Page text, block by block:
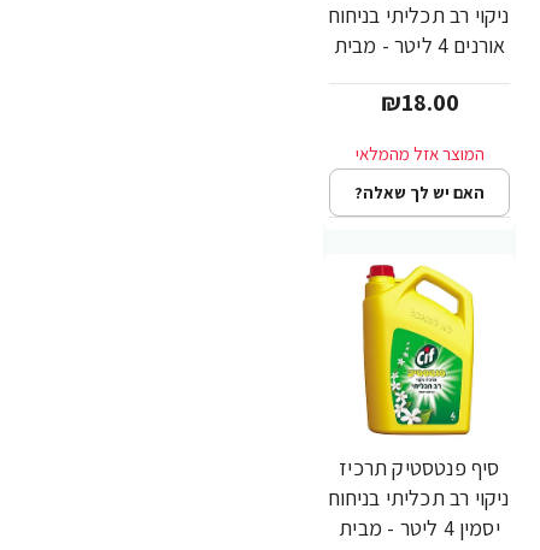
ניקוי רב תכליתי בניחוח
אורנים 4 ליטר - מבית
₪18.00
האם יש לך שאלה?
סיף פנטסטיק תרכיז
ניקוי רב תכליתי בניחוח
יסמין 4 ליטר - מבית